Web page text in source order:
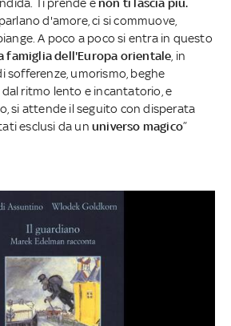
d'amore, ci si commuove,
A poco a poco si entra in questo
famiglia dell'Europa orientale , in
sofferenze, umorismo, beghe
ritmo lento e incantatorio, e
si attende il seguito con disperata
esclusi da un universo magico”